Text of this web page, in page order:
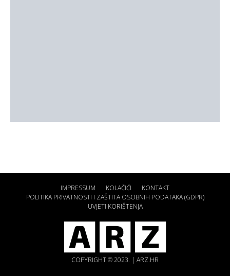
IMPRESSUM KOLAČIĆI
KONTAKT
POLITIKA PRIVATNOSTI I ZAŠTITA OSOBNIH PODATAKA (GDPR)
UVJETI KORIŠTENJA
COPYRIGHT © 2023. | ARZ.HR